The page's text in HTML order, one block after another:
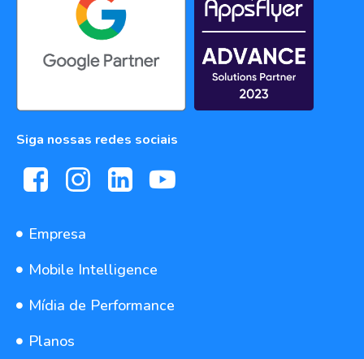
Siga nossas redes sociais
Empresa
Mobile Intelligence
Mídia de Performance
Planos